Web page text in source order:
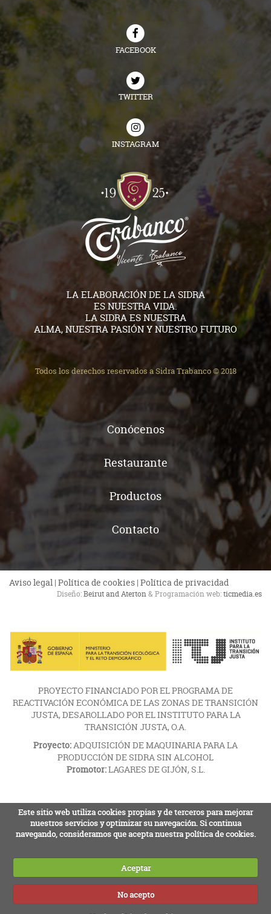
FACEBOOK
TWITTER
INSTAGRAM
LA ELABORACIÓN DE LA SIDRA
ES NUESTRA VIDA.
LA SIDRA ES NUESTRA
ALMA, NUESTRA PASIÓN Y NUESTRO FUTURO
Todos los derechos reservados a Sidra Trabanco © 2018
Conócenos
Restaurante
Productos
Contacto
Aviso legal | Política de cookies | Política de privacidad
Diseño:Beirut and Aterton& Programación web:ticmedia.es
PROYECTO FINANCIADO POR EL PROGRAMA DE
REACTIVACIÓN ECONÓMICA DE LAS ZONAS DE TRANSICIÓN
JUSTA, DESAROLLADO POR EL INSTITUTO PARA LA
TRANSICIÓN JUSTA, O.A.
Proyecto:ADQUISICIÓN DE MAQUINARIA PARA LA
PRODUCCIÓN DE SIDRA SIN ALCOHOL
Promotor:LAGARES DE GIJÓN, S.L.
Este sitio web utiliza cookies propias y de terceros para mejorar
nuestros servicios y optimizar su navegación. Si continua
navegando, consideramos que acepta nuestra política de cookies.
Aceptar
No acepto